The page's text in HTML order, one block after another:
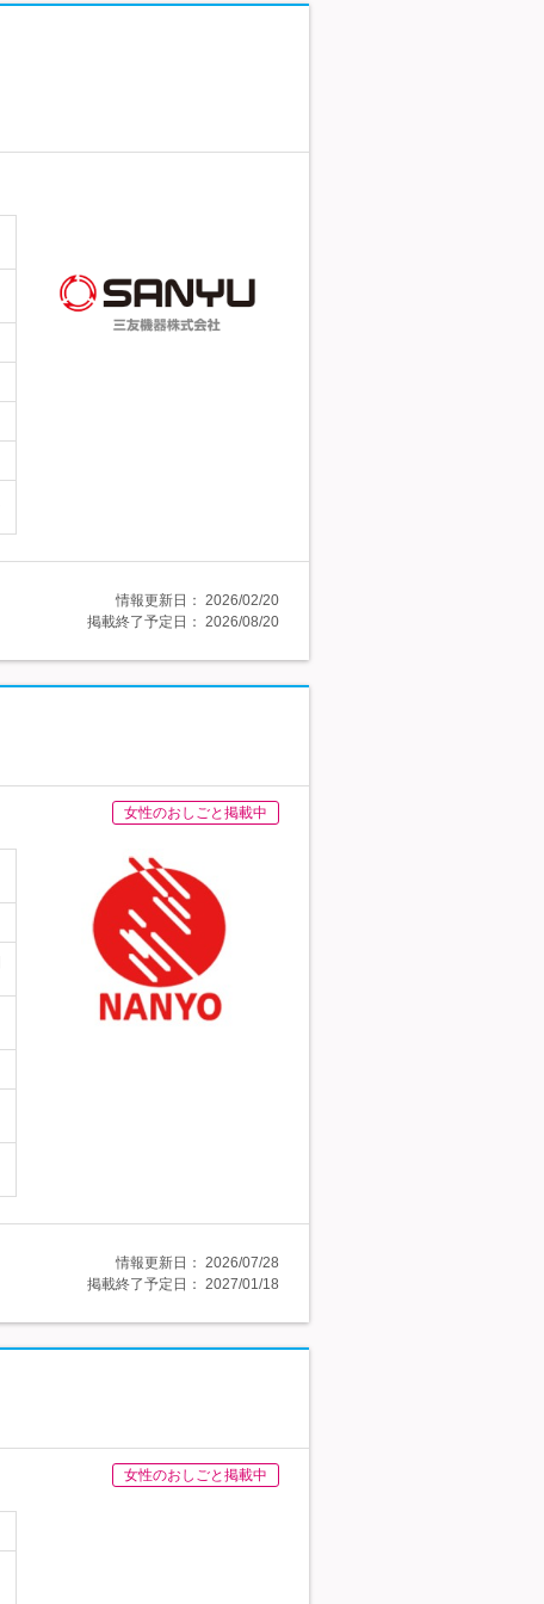
情報更新日： 2026/02/20
掲載終了予定日： 2026/08/20
女性のおしごと掲載中
情報更新日： 2026/07/28
掲載終了予定日： 2027/01/18
女性のおしごと掲載中